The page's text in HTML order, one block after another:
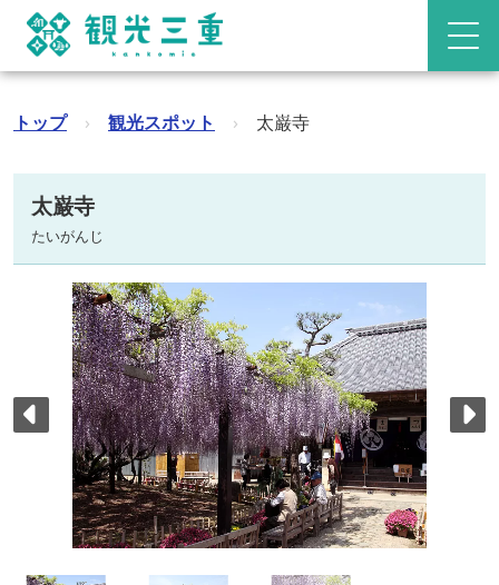
トップ › 観光スポット › 太巌寺
太巌寺
たいがんじ